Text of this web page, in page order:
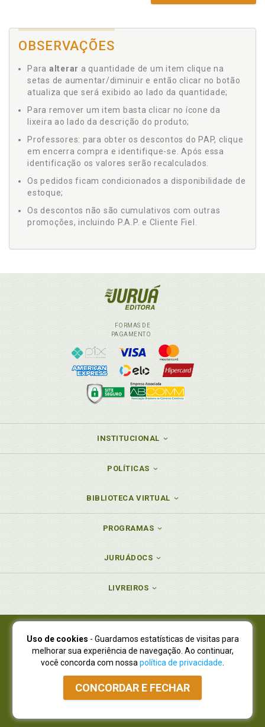
OBSERVAÇÕES
Para alterar a quantidade de um item clique na
setas de aumentar/diminuir e então clicar no botão
atualiza que será exibido ao lado da quantidade;
Para remover um item basta clicar no ícone da
lixeira ao lado da descrição do produto;
Professores: para obter os descontos do PAP, clique
em encerra compra e identifique-se. Após essa
identificação os valores serão recalculados.
Os pedidos ficam condicionados a disponibilidade de
estoque;
Os descontos não são cumulativos com outras
promoções, incluindo P.A.P. e Cliente Fiel.
FORMAS DE
PAGAMENTO
INSTITUCIONAL
POLÍTICAS
BIBLIOTECA VIRTUAL
PROGRAMAS
JURUÁDOCS
LIVREIROS
Juruá Editora Ltda., CNPJ 77.535.508/0001-19
Juruá Informática Ltda., CNPJ 01.701.561/0001-80
NOVO ENDEREÇO:R. Flávio Dallegrave, 7665, São Lourenço |
Curitiba - Paraná - CEP 82210-310
Atendimento: (41) 4009-3900|Vendas Atacado: (41) 4009-3939
Atendimento via Whatsapp
Uso de cookies - Guardamos estatísticas de visitas para
melhorar sua experiência de navegação. Ao continuar,
você concorda com nossa política de privacidade
CONCORDAR E FECHAR